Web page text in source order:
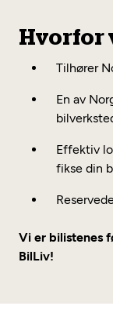
Hvorfor
Tilhører
En av
Effektiv
fikse din
Vi er bilistenes
BilLiv!